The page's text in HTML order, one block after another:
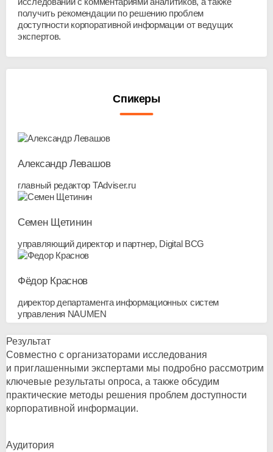
получить рекомендации по решению проблем
доступности корпоративной информации от ведущих
экспертов.
Спикеры
Александр Левашов
главный редактор TAdviser.ru
Семен Щетинин
управляющий директор и партнер, Digital BCG
Фёдор Краснов
директор департамента информационных систем
управления NAUMEN
Результат
Совместно с организаторами исследования
и приглашенными экспертами мы подробно рассмотрим
ключевые результаты опроса, а также обсудим
практические методы решения проблем доступности
корпоративной информации.
Аудитория